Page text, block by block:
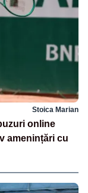
Stoica Marian
online
amenințări cu